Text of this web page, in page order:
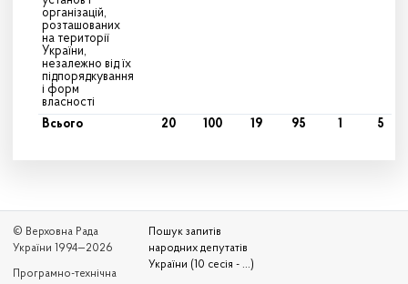
організацій,
розташованих
на території
України,
незалежно від їх
підпорядкування
і форм
власності
Всього
20 100 19 95 1 5
© Верховна Рада
України 1994—2026
Програмно-технічна
Пошук запитів
народних депутатів
України (10 сесія - ...)